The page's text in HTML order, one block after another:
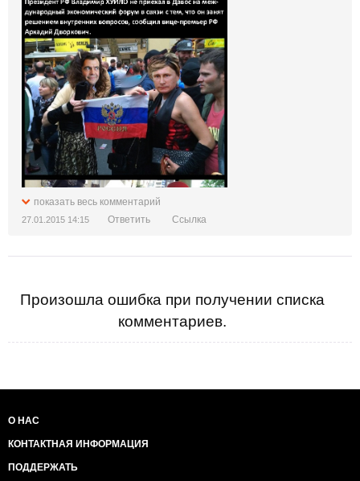
показать весь комментарий
27.01.2015 14:15 Ответить Ссылка
Произошла ошибка при получении списка
комментариев.
О НАС
КОНТАКТНАЯ ИНФОРМАЦИЯ
ПОДДЕРЖАТЬ